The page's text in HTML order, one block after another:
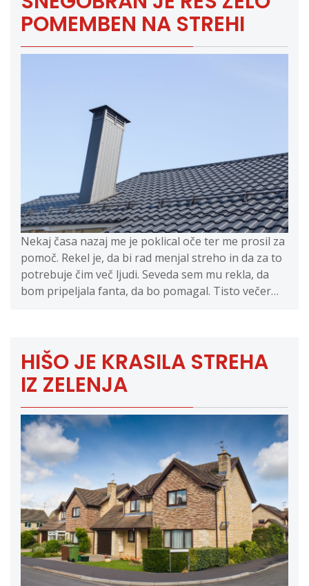
POMEMBEN NA STREHI
Nekaj časa nazaj me je poklical oče ter me prosil za
pomoč. Rekel je, da bi rad menjal streho in da za to
potrebuje čim več ljudi. Seveda sem mu rekla, da
bom pripeljala fanta, da bo pomagal. Tisto večer…
HIŠO JE KRASILA STREHA
IZ ZELENJA